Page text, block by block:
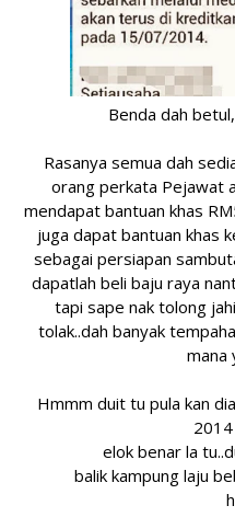
Benda dah
Rasanya semua dah
orang perkata Pejawat
mendapat bantuan khas
juga dapat bantuan khas
sebagai persiapan
dapatlah beli baju raya
tapi sape nak tolong
tolak..dah banyak
mana
Hmmm duit tu pula kan
2014
elok benar la
balik kampung laju